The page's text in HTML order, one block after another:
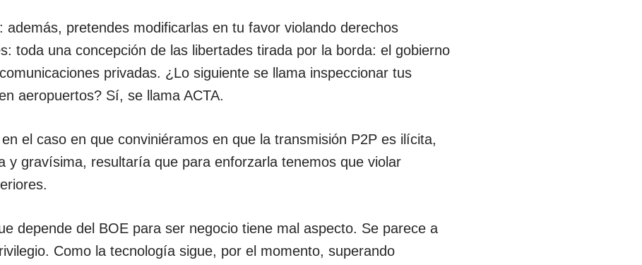
además, pretendes modificarlas en tu favor violando derechos
toda una concepción de las libertades tirada por la borda: el gobierno
privadas. ¿Lo siguiente se llama inspeccionar tus
aeropuertos? Sí, se llama ACTA.
el caso en que conviniéramos en que la transmisión P2P es ilícita,
y gravísima, resultaría que para enforzarla tenemos que violar
depende del BOE para ser negocio tiene mal aspecto. Se parece a
Como la tecnología sigue, por el momento, superando